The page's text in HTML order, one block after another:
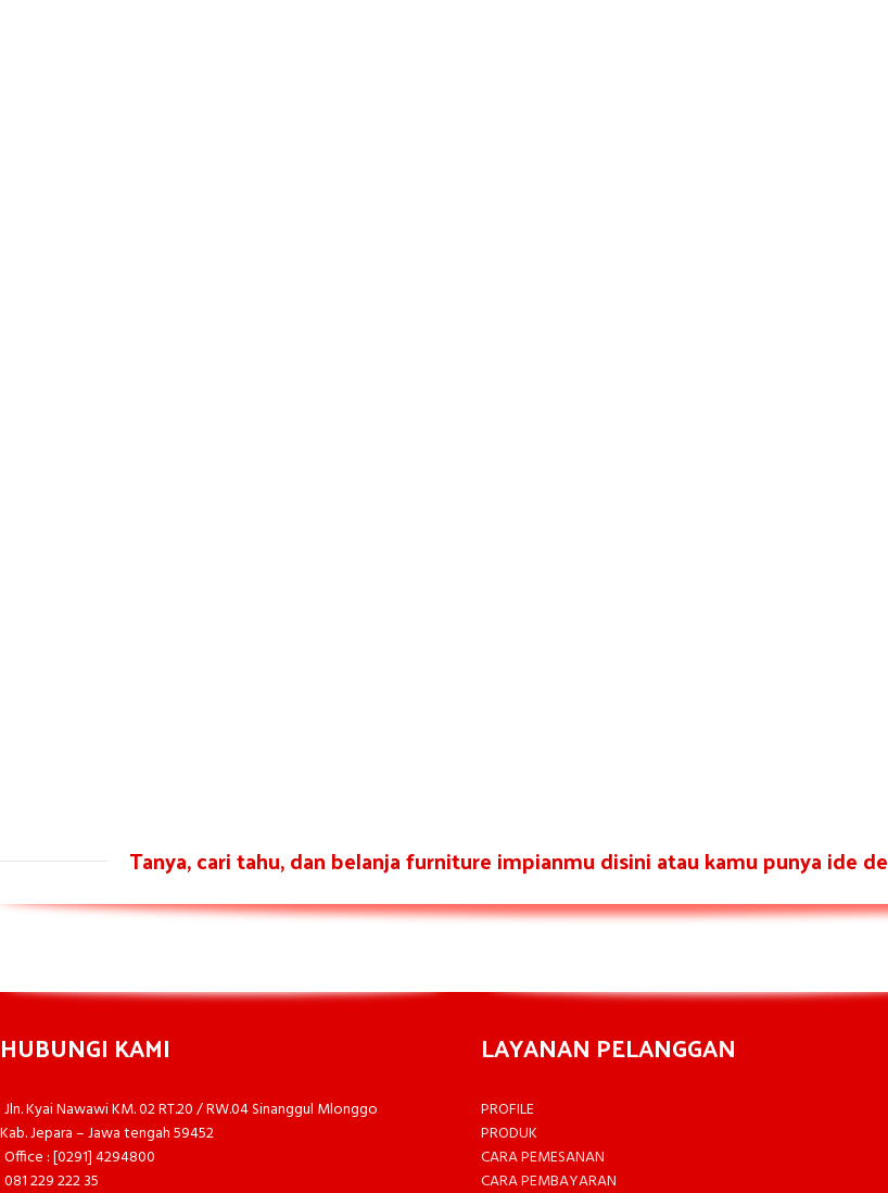
Tanya, cari tahu, dan belanja furniture impianmu disini atau kamu punya ide
HUBUNGI KAMI
Jln. Kyai Nawawi KM. 02 RT.20 / RW.04 Sinanggul Mlonggo
Kab. Jepara – Jawa tengah 59452
Office : [0291] 4294800
081 229 222 35
LAYANAN PELANGGAN
PROFILE
PRODUK
CARA PEMESANAN
CARA PEMBAYARAN